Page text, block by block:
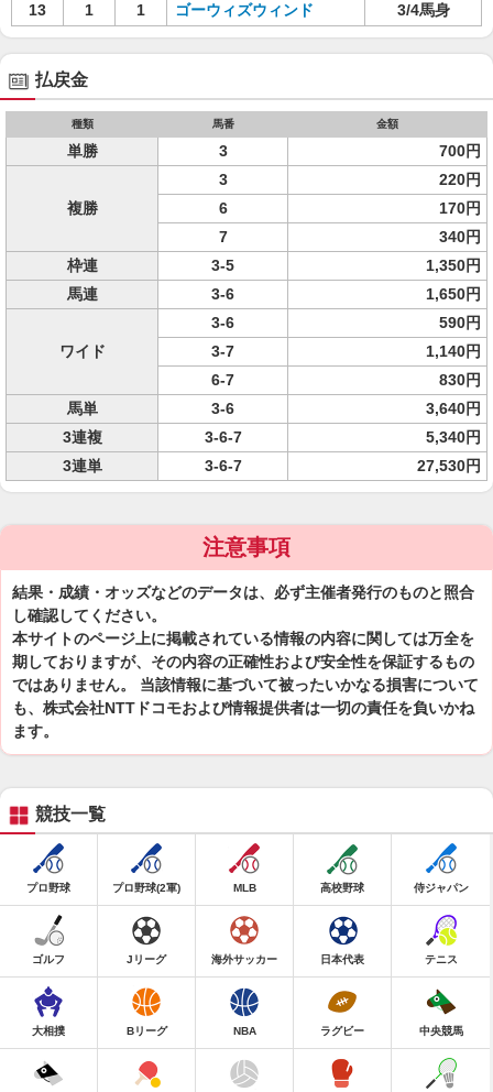
13
1 1 ゴーウィズウィンド 3/4馬身
払戻金
種類 馬番 金額
単勝 3 700円
複勝
3
220円
6
170円
7
340円
枠連
3-5
1,350円
馬連
3-6 1,650円
ワイド
3-6
590円
3-7
1,140円
6-7
830円
馬単
3-6
3,640円
3連複
3-6-7
5,340円
3連単
3-6-7 27,530円
注意事項
結果・成績・オッズなどのデータは、必ず主催者発行のものと照合
し確認してください。
本サイトのページ上に掲載されている情報の内容に関しては万全を
期しておりますが、その内容の正確性および安全性を保証するもの
ではありません。 当該情報に基づいて被ったいかなる損害について
も、株式会社NTTドコモおよび情報提供者は一切の責任を負いかね
ます。
競技一覧
プロ野球 プロ野球(2軍) MLB 高校野球 侍ジャパン
ゴルフ Jリーグ 海外サッカー 日本代表 テニス
大相撲 Bリーグ NBA ラグビー 中央競馬